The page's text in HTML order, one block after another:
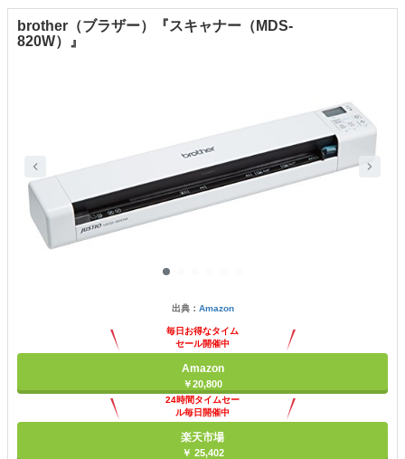
brother（ブラザー）『スキャナー（MDS-
820W）』
出典： Amazon
毎日お得なタイム
セール開催中
Amazon
￥20,800
24時間タイムセー
ル毎日開催中
楽天市場
￥ 25,402